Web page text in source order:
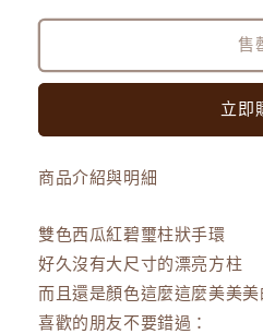
方
手
環
數
量
手
環
數
量
售
立即
商品介紹與明細
雙色西瓜紅碧璽柱狀手環
好久沒有大尺寸的漂亮方柱
而且還是顏色這麼這麼美美美
喜歡的朋友不要錯過：